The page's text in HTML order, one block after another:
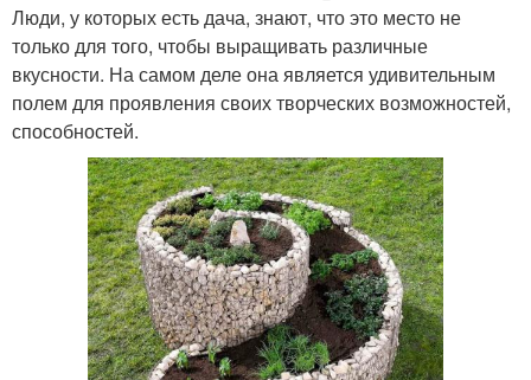
Люди, у которых есть дача, знают, что это место не
только для того, чтобы выращивать различные
вкусности. На самом деле она является удивительным
полем для проявления своих творческих возможностей,
способностей.